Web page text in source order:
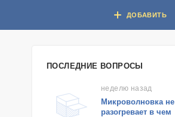
ДОБАВИТЬ
ПОСЛЕДНИЕ ВОПРОСЫ
неделю назад
Микроволновка не
разогревает в чем